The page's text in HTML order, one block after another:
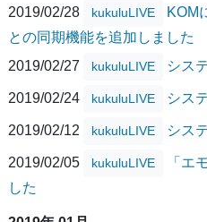
2019/02/28
kukuluLIVE
KOM
との同期機能を追加しました
2019/02/27
kukuluLIVE シス
2019/02/24 kukuluLIVE シス
2019/02/12 kukuluLIVE シス
2019/02/05 kukuluLIVE
「エ
した